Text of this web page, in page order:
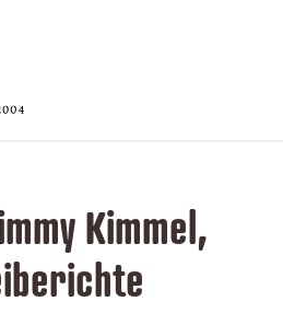
Kimmel,